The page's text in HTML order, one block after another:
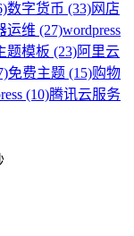
数字货币 (33)网店
运维 (27)wordpress
题模板 (23)阿里云
免费主题 (15)购物
(10)腾讯云服务